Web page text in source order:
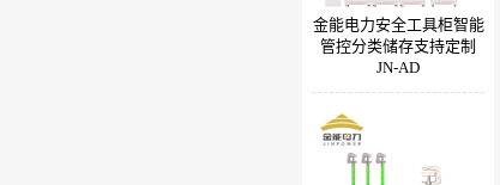
金能电力安全工具柜智能
管控分类储存支持定制
JN-AD